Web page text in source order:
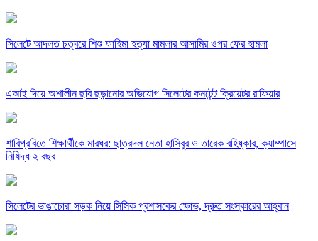
সিলেটে আদলত চত্বরে শিশু ফাহিমা হত্যা মামলার আসামির ওপর ফের হামলা
এআই দিয়ে অশালীন ছবি ছড়ানোর অভিযোগ সিলেটের কনটেন্ট ক্রিয়েটর রাফিয়ার
শাবিপ্রবিতে শিক্ষার্থীকে মারধর: ছাত্রদল নেতা হাসিবুর ও তারেক বহিষ্কার, ক্যাম্পাসে
নিষিদ্ধ ২ বছর
সিলেটের ভাঙাচোরা সড়ক নিয়ে সিসিক প্রশাসকের ক্ষোভ, দ্রুত সংস্কারের আহ্বান